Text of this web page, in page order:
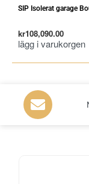
SIP Isolerat garage
kr108,090.00
lägg i varukorgen